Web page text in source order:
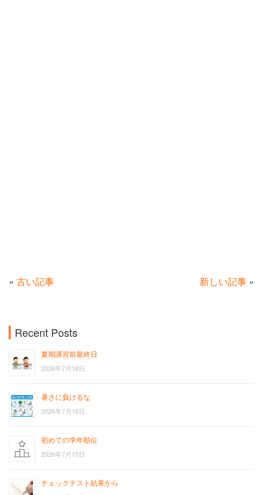
« 古い記事 新しい記事 »
Recent Posts
夏期講習前最終日
2026年7月18日
暑さに負けるな
2026年7月16日
初めての学年順位
2026年7月15日
チェックテスト結果から